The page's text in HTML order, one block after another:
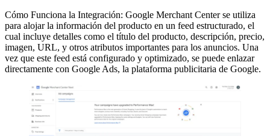
Cómo Funciona la Integración: Google Merchant Center se utiliza
para alojar la información del producto en un feed estructurado, el
cual incluye detalles como el título del producto, descripción, precio,
imagen, URL, y otros atributos importantes para los anuncios. Una
vez que este feed está configurado y optimizado, se puede enlazar
directamente con Google Ads, la plataforma publicitaria de Google.